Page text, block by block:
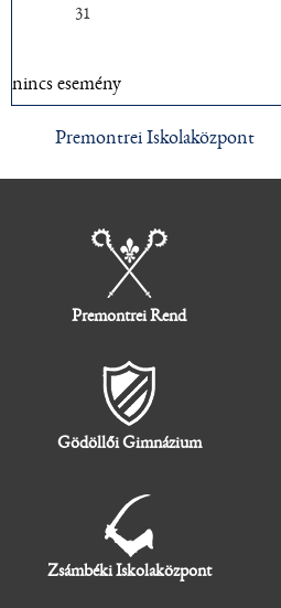
31
nincs esemény
Premontrei Iskolaközpont
Premontrei Rend
Gödöllői Gimnázium
Zsámbéki Iskolaközpont